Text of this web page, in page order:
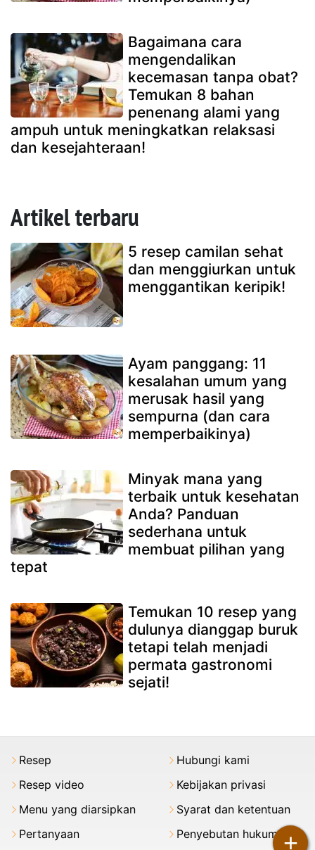
Bagaimana cara
mengendalikan
kecemasan tanpa obat?
Temukan 8 bahan
penenang alami yang
ampuh untuk meningkatkan relaksasi
dan kesejahteraan!
Artikel terbaru
5 resep camilan sehat
dan menggiurkan untuk
menggantikan keripik!
Ayam panggang: 11
kesalahan umum yang
merusak hasil yang
sempurna (dan cara
memperbaikinya)
Minyak mana yang
terbaik untuk kesehatan
Anda? Panduan
sederhana untuk
membuat pilihan yang
tepat
Temukan 10 resep yang
dulunya dianggap buruk
tetapi telah menjadi
permata gastronomi
sejati!
+
Resep
Resep video
Menu yang diarsipkan
Pertanyaan
Hubungi kami
Kebijakan privasi
Syarat dan ketentuan
Penyebutan hukum